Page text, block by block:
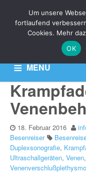
MENU
HOME KONTAKT
Aktuelle News zu
18. Februar 2016
Besenreiser
Duplexsonografie,
Ultraschallgeräten, Venen,
Um unsere
fortlaufend
Cookies. Mehr
OK